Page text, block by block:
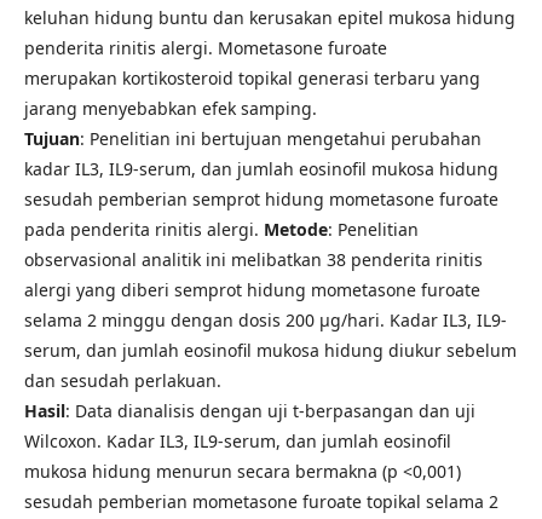
keluhan hidung buntu dan kerusakan epitel mukosa hidung
penderita rinitis alergi. Mometasone furoate
merupakan kortikosteroid topikal generasi terbaru yang
jarang menyebabkan efek samping.
Tujuan: Penelitian ini bertujuan mengetahui perubahan
kadar IL3, IL9-serum, dan jumlah eosinofil mukosa hidung
sesudah pemberian semprot hidung mometasone furoate
pada penderita rinitis alergi. Metode: Penelitian
observasional analitik ini melibatkan 38 penderita rinitis
alergi yang diberi semprot hidung mometasone furoate
selama 2 minggu dengan dosis 200 µg/hari. Kadar IL3, IL9-
serum, dan jumlah eosinofil mukosa hidung diukur sebelum
dan sesudah perlakuan.
Hasil: Data dianalisis dengan uji t-berpasangan dan uji
Wilcoxon. Kadar IL3, IL9-serum, dan jumlah eosinofil
mukosa hidung menurun secara bermakna (p <0,001)
sesudah pemberian mometasone furoate topikal selama 2